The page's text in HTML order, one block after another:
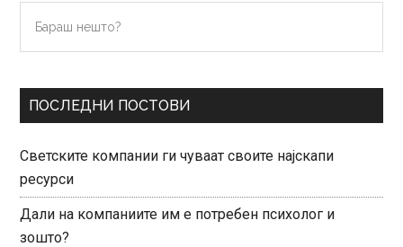
Primary
Sidebar
нешто?
ПОСЛЕДНИ ПОСТОВИ
Светските компании ги чуваат своите најскапи
ресурси
Дали на компаниите им е потребен психолог и
зошто?